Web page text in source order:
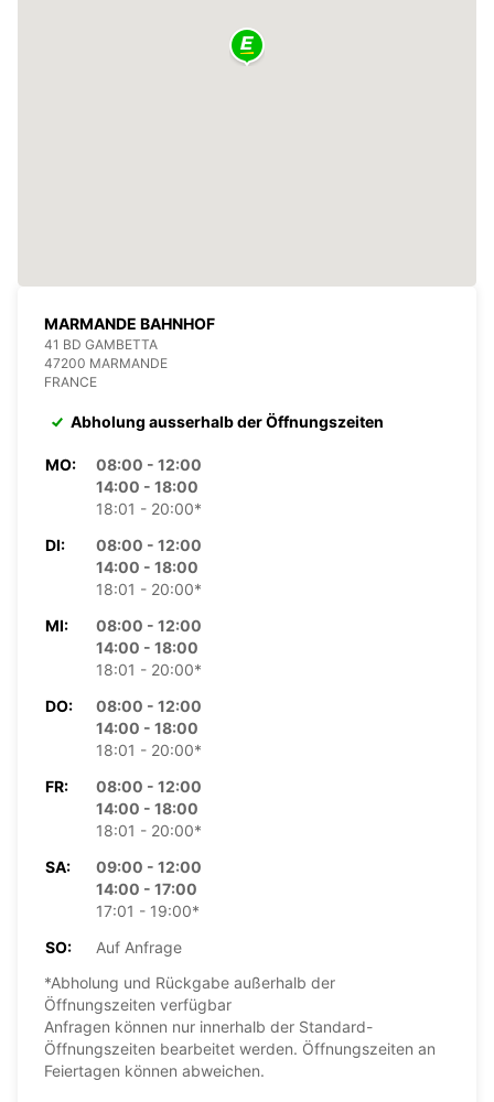
MARMANDE BAHNHOF
41 BD GAMBETTA
47200 MARMANDE
FRANCE
Abholung ausserhalb der Öffnungszeiten
MO:
08:00 - 12:00
14:00 - 18:00
18:01 - 20:00*
DI:
08:00 - 12:00
14:00 - 18:00
18:01 - 20:00*
MI:
08:00 - 12:00
14:00 - 18:00
18:01 - 20:00*
DO:
08:00 - 12:00
14:00 - 18:00
18:01 - 20:00*
FR:
08:00 - 12:00
14:00 - 18:00
18:01 - 20:00*
SA:
09:00 - 12:00
14:00 - 17:00
17:01 - 19:00*
SO:
Auf Anfrage
*Abholung und Rückgabe außerhalb der
Öffnungszeiten verfügbar
Anfragen können nur innerhalb der Standard-
Öffnungszeiten bearbeitet werden. Öffnungszeiten an
Feiertagen können abweichen.